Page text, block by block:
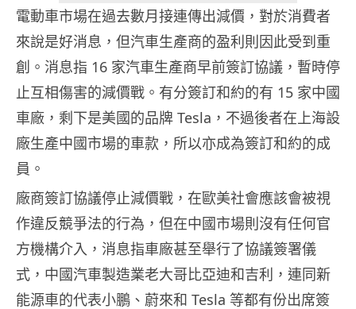
電動車市場在過去數月接連傳出減價，對於消費者
來說是好消息，但汽車生產商的盈利則因此受到重
創。消息指 16 家汽車生產商早前簽訂協議，暫時停
止互相傷害的減價戰。有分簽訂和約的有 15 家中國
車廠，剩下是美國的品牌 Tesla，不過後者在上海設
廠生產中國市場的車款，所以亦成為簽訂和約的成
員。
廠商簽訂協議停止減價戰，在歐美社會應該會被視
作違反競爭法的行為，但在中國市場則沒有任何官
方機構介入，消息指車廠甚至舉行了協議簽署儀
式，中國汽車製造業老大哥比亞迪和吉利，連同新
能源車的代表小鵬、蔚來和 Tesla 等都有份出席簽